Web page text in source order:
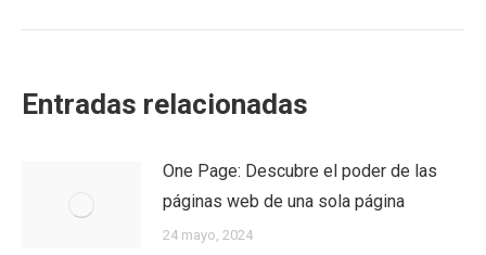
Entradas relacionadas
One Page: Descubre el poder de las
páginas web de una sola página
24 mayo, 2024